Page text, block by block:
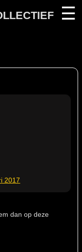
☰
2017
dan op deze